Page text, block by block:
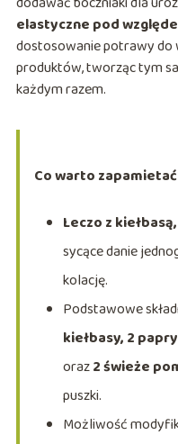
elastyczne pod
dostosowanie potrawy do
produktów, tworząc tym
każdym razem.
Co warto
Leczo z
sycące danie
kolację.
Podstawowe
kiełbasy, 2
oraz2 świeże
puszki.
Możliwość